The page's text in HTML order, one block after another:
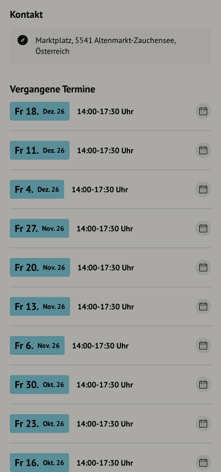
Kontakt
Marktplatz, 5541 Altenmarkt-Zauchensee,
Österreich
Vergangene Termine
Fr 18. Dez. 26 14:00-17:30 Uhr
Fr 11. Dez. 26 14:00-17:30 Uhr
Fr 4. Dez. 26 14:00-17:30 Uhr
Fr 27. Nov. 26 14:00-17:30 Uhr
Fr 20. Nov. 26 14:00-17:30 Uhr
Fr 13. Nov. 26 14:00-17:30 Uhr
Fr 6. Nov. 26 14:00-17:30 Uhr
Fr 30. Okt. 26 14:00-17:30 Uhr
Fr 23. Okt. 26 14:00-17:30 Uhr
Fr 16. Okt. 26 14:00-17:30 Uhr